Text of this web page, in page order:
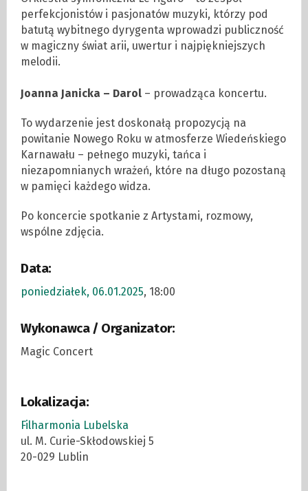
perfekcjonistów i pasjonatów muzyki, którzy pod
batutą wybitnego dyrygenta wprowadzi publiczność
w magiczny świat arii, uwertur i najpiękniejszych
melodii.
Joanna Janicka – Darol– prowadząca koncertu.
To wydarzenie jest doskonałą propozycją na
powitanie Nowego Roku w atmosferze Wiedeńskiego
Karnawału – pełnego muzyki, tańca i
niezapomnianych wrażeń, które na długo pozostaną
w pamięci każdego widza.
Po koncercie spotkanie z Artystami, rozmowy,
wspólne zdjęcia.
Data:
poniedziałek, 06.01.2025, 18:00
Wykonawca / Organizator:
Magic Concert
Lokalizacja:
Filharmonia Lubelska
ul. M. Curie-Skłodowskiej 5
20-029 Lublin